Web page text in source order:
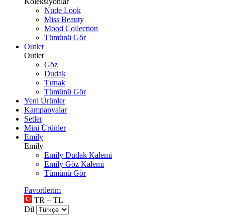
Nude Look
Miss Beauty
Mood Collection
Tümünü Gör
Outlet
Outlet
Göz
Dudak
Tırnak
Tümünü Gör
Yeni Ürünler
Kampanyalar
Setler
Mini Ürünler
Emily
Emily
Emily Dudak Kalemi
Emily Göz Kalemi
Tümünü Gör
Favorilerim
TR − TL
Dil